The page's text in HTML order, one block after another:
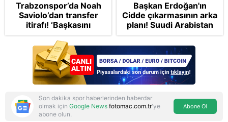
Trabzonspor’da Noah
Saviolo’dan transfer
itirafı! ‘Başkasını
izlemeye geldi’
Başkan Erdoğan'ın
Cidde çıkarmasının arka
planı! Suudi Arabistan
ve Pakistan'la Mekke
Anlaşması: "Tel Aviv için
'ölümcül ittifak"
Son dakika spor haberlerinden haberdar
olmak için Google News fotomac.com.tr'ye
abone olun.
Abone Ol